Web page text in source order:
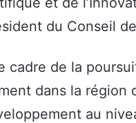
du Conseil
cadre de la
dans la région
au